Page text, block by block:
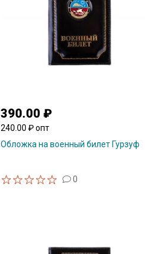
390.00 ₽
240.00 ₽ опт
Обложка на военный билет Гурзуф
0